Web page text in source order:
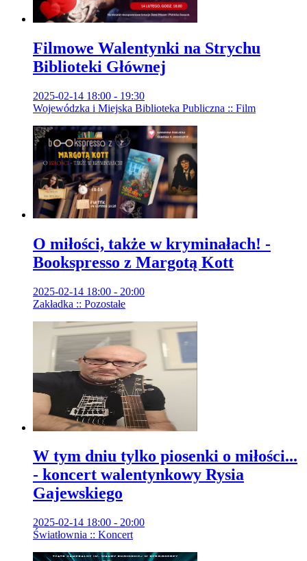
Filmowe Walentynki na Strychu
Biblioteki Głównej
2025-02-14 18:00 - 19:30
Wojewódzka i Miejska Biblioteka Publiczna :: Film
O miłości, także w kryminałach! -
Bookspresso z Margotą Kott
2025-02-14 18:00 - 20:00
Zakładka :: Pozostałe
W tym dniu tylko piosenki o miłości...
- koncert walentynkowy Rysia
Gajewskiego
2025-02-14 18:00 - 20:00
Światłownia :: Koncert